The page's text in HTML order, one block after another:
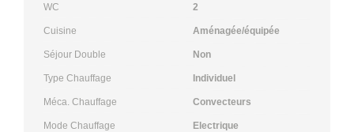
WC 2
Cuisine Aménagée/équipée
Séjour Double Non
Type Chauffage Individuel
Méca. Chauffage Convecteurs
Mode Chauffage Electrique